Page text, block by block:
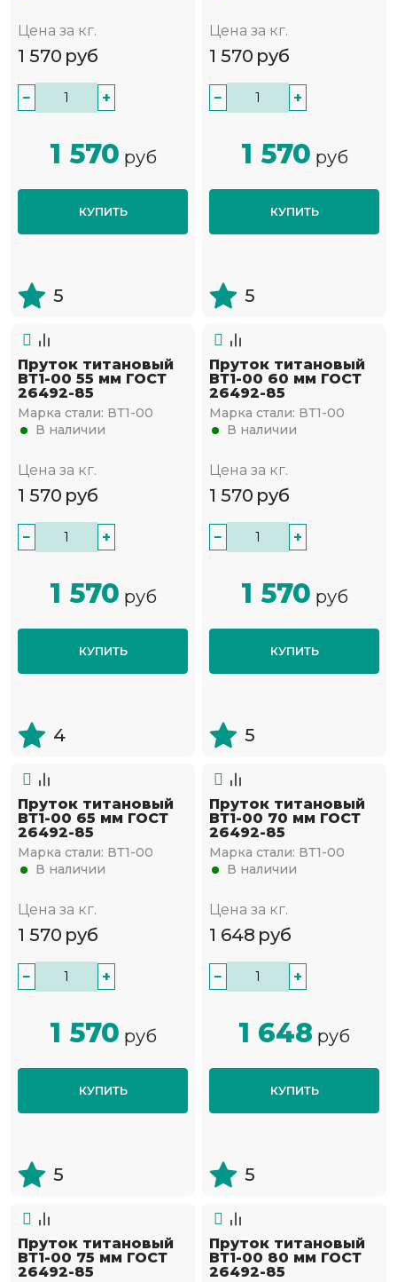
Цена за кг.
1 570 руб
− +
1 570 руб
КУПИТЬ
5
Цена за кг.
1 570 руб
− +
1 570 руб
КУПИТЬ
5
Пруток титановый
ВТ1-00 55 мм ГОСТ
26492-85
Марка стали: ВТ1-00
В наличии
Цена за кг.
1 570 руб
− +
1 570 руб
КУПИТЬ
4
Пруток титановый
ВТ1-00 60 мм ГОСТ
26492-85
Марка стали: ВТ1-00
В наличии
Цена за кг.
1 570 руб
− +
1 570 руб
КУПИТЬ
5
Пруток титановый
ВТ1-00 65 мм ГОСТ
26492-85
Марка стали: ВТ1-00
В наличии
Цена за кг.
1 570 руб
− +
1 570 руб
КУПИТЬ
5
Пруток титановый
ВТ1-00 70 мм ГОСТ
26492-85
Марка стали: ВТ1-00
В наличии
Цена за кг.
1 648 руб
− +
1 648 руб
КУПИТЬ
5
Пруток титановый
ВТ1-00 75 мм ГОСТ
26492-85
Пруток титановый
ВТ1-00 80 мм ГОСТ
26492-85